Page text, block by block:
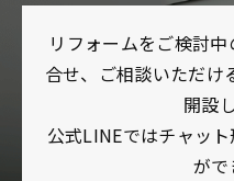
リフォームをご検討
合せ、ご相談いただけ
開設
公式LINEではチャッ
がで